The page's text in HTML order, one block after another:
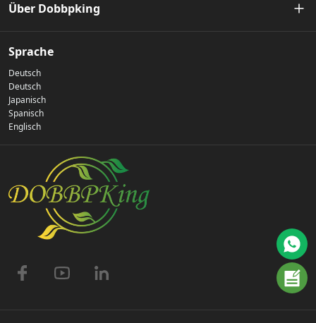
Über Dobbpking
Unsere Geschichte
Datenschutz-Bestimmungen
Kontaktiere uns
Sprache
Deutsch
Deutsch
Japanisch
Spanisch
Englisch